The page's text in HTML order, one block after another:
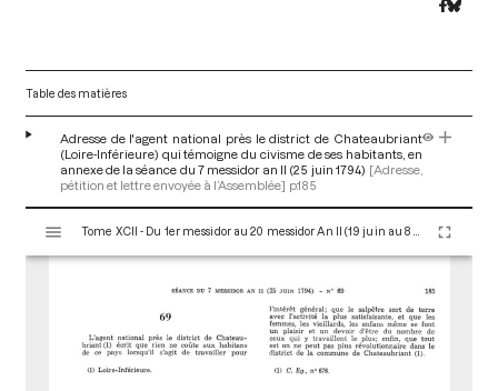
Table des matières
Adresse de l'agent national près le district de Chateaubriant
(Loire-Inférieure) qui témoigne du civisme de ses habitants, en
annexe de la séance du 7 messidor an II (25 juin 1794) [Adresse,
pétition et lettre envoyée à l’Assemblée] p.185
s